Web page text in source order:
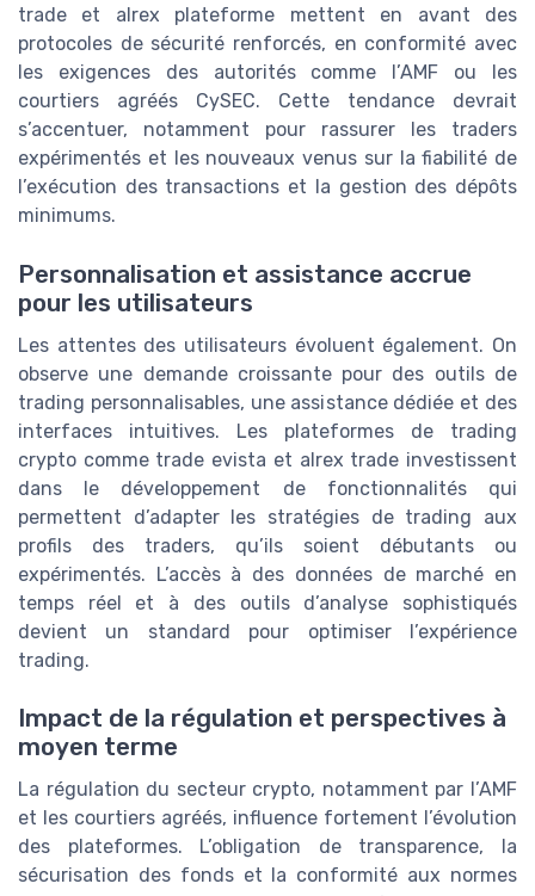
trade et alrex plateforme mettent en avant des
protocoles de sécurité renforcés, en conformité avec
les exigences des autorités comme l’AMF ou les
courtiers agréés CySEC. Cette tendance devrait
s’accentuer, notamment pour rassurer les traders
expérimentés et les nouveaux venus sur la fiabilité de
l’exécution des transactions et la gestion des dépôts
minimums.
Personnalisation et assistance accrue
pour les utilisateurs
Les attentes des utilisateurs évoluent également. On
observe une demande croissante pour des outils de
trading personnalisables, une assistance dédiée et des
interfaces intuitives. Les plateformes de trading
crypto comme trade evista et alrex trade investissent
dans le développement de fonctionnalités qui
permettent d’adapter les stratégies de trading aux
profils des traders, qu’ils soient débutants ou
expérimentés. L’accès à des données de marché en
temps réel et à des outils d’analyse sophistiqués
devient un standard pour optimiser l’expérience
trading.
Impact de la régulation et perspectives à
moyen terme
La régulation du secteur crypto, notamment par l’AMF
et les courtiers agréés, influence fortement l’évolution
des plateformes. L’obligation de transparence, la
sécurisation des fonds et la conformité aux normes